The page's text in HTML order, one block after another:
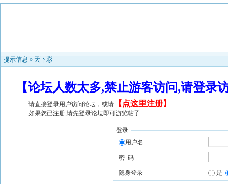
提示信息 » 天下彩
【论坛人数太多,禁止游客访问,请登
请直接登录用户访问论坛，或请 【 点这里注册】
如果您已注册,请先登录论坛即可游览帖子
登录
用户名
密 码
隐身登录 是